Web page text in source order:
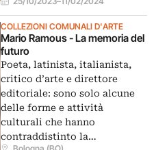
COLLEZIONI COMUNALI D'ARTE
Mario Ramous - La memoria del
futuro
Poeta, latinista, italianista,
critico d’arte e direttore
editoriale: sono solo alcune
delle forme e attività
culturali che hanno
contraddistinto la…